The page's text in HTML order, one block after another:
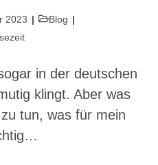
2023
Beitrags-
Blog
in der deutschen
klingt. Aber was
tun, was für mein